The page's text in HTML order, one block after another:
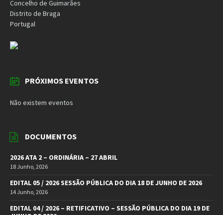
Concelho de Guimarães
Distrito de Braga
Portugal
PRÓXIMOS EVENTOS
Não existem eventos
DOCUMENTOS
2026 ATA 2 – ORDINÁRIA – 27 ABRIL
18 Junho, 2026
EDITAL 05 / 2026 SESSÃO PÚBLICA DO DIA 18 DE JUNHO DE 2026
14 Junho, 2026
EDITAL 04 / 2026 – RETIFICATIVO – SESSÃO PÚBLICA DO DIA 19 DE